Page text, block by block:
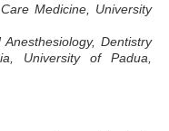
Medicine, University
Dentistry
University of Padua,